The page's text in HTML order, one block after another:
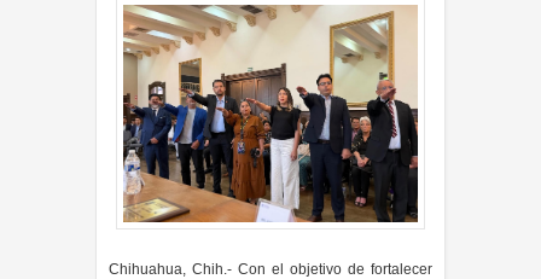
Chihuahua, Chih.- Con el objetivo de fortalecer